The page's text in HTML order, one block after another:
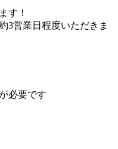
す！
3営業日程度いただきま
必要です